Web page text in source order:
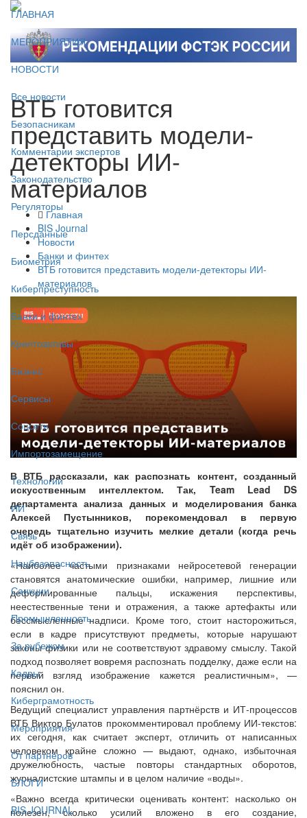
ГЛАВНАЯ
МЕРОПРИЯТИЯ
НОВОСТИ
Все новости
Безопасникам
Комментарии экспертов
Законодательство
Регуляторы
Персданные
Биометрия
Киберпреступность
Банки и финтех
Криптоактивы
Бизнес
Сервисы
Соцсети
Импортозамещение
Технологии
ИИ
Связь
Нацбезопасность
Санкции
Промышленность
За рубежом
Кадры
Киберграмотность
Мероприятия
От партнёров
БЛОГИ
BIS JOURNAL
ВТБ готовится
представить модели-
детекторы ИИ-
материалов
Главная
BIS Journal
Новости
Банки и финтех
ВТБ готовится представить модели-детекторы ИИ-
материалов
В ВТБ рассказали, как распознать контент, созданный
искусственным интеллектом. Так, Team Lead DS
департамента анализа данных и моделирования банка
Алексей Пустынников, порекомендовал в первую
очередь тщательно изучить мелкие детали (когда речь
идёт об изображении).
«Наиболее частыми признаками нейросетевой генерации
становятся анатомические ошибки, например, лишние или
деформированные пальцы, искажения перспективы,
неестественные тени и отражения, а также артефакты или
бессмысленные надписи. Кроме того, стоит насторожиться,
если в кадре присутствуют предметы, которые нарушают
законы физики или не соответствуют здравому смыслу. Такой
подход позволяет вовремя распознать подделку, даже если на
первый взгляд изображение кажется реалистичным», —
пояснил он.
Ведущий специалист управления партнёрств и ИТ-процессов
ВТБ Виктор Булатов прокомментировал проблему ИИ-текстов:
их сегодня, как считает эксперт, отличить от написанных
человеком крайне сложно — выдают, однако, избыточная
дружелюбность, частые повторы стандартных оборотов,
журналистские штампы и в целом наличие «воды».
«Важно всегда критически оценивать контент: насколько он
полезен, сколько усилий вложено в его создание,